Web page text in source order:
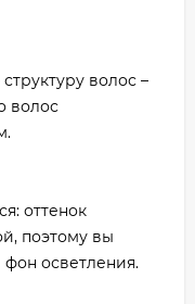
волос –
волос
оттенок
поэтому вы
осветления.